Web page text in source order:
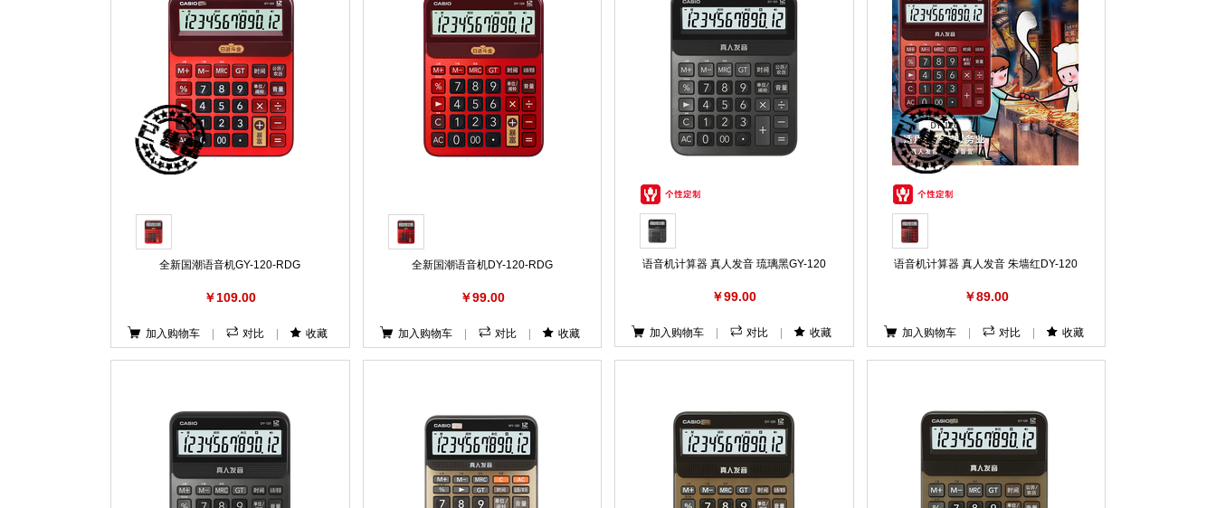
全新国潮语音机GY-120-RDG
￥109.00
加入购物车 | 对比 | 收藏
全新国潮语音机DY-120-RDG
￥99.00
加入购物车 | 对比 | 收藏
语音机计算器 真人发音 琉璃黑GY-120
￥99.00
加入购物车 | 对比 | 收藏
语音机计算器 真人发音 朱墙红DY-120
￥89.00
加入购物车 | 对比 | 收藏